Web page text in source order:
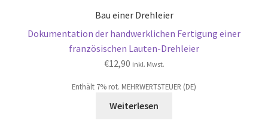
Bau einer Drehleier
Dokumentation der handwerklichen Fertigung einer
französischen Lauten-Drehleier
€12,90 inkl. Mwst.
Enthält 7% rot. MEHRWERTSTEUER (DE)
Weiterlesen